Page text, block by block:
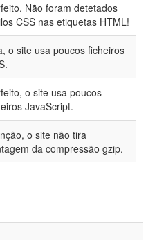
Não foram detetados
CSS nas etiquetas HTML!
o site usa poucos ficheiros
o site usa poucos
JavaScript.
o site não tira
da compressão gzip.